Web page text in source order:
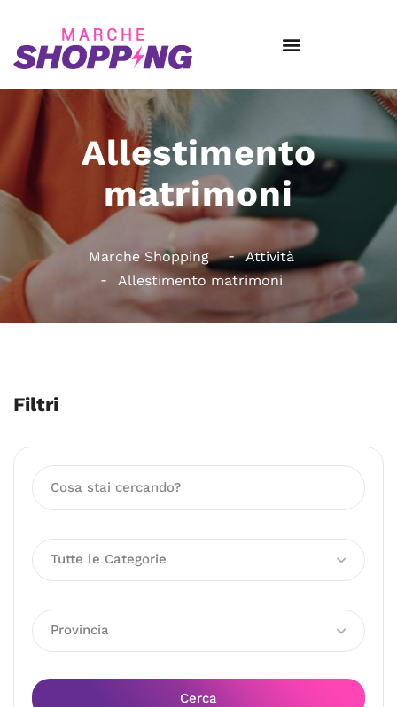
Allestimento
matrimoni
Marche Shopping
Attività
Allestimento matrimoni
Filtri
Tutte le Categorie
Provincia
Cerca